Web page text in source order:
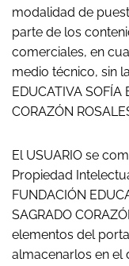
modalidad de
parte de los
comerciales, en
medio técnico, sin
EDUCATIVA SOFÍA
CORAZÓN
El USUARIO se
Propiedad
FUNDACIÓN
SAGRADO
elementos del
almacenarlos en el